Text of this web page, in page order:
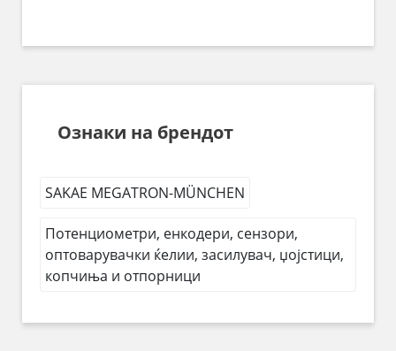
Ознаки на брендот
SAKAE MEGATRON-MÜNCHEN
Потенциометри, енкодери, сензори,
оптоварувачки ќелии, засилувач, џојстици,
копчиња и отпорници